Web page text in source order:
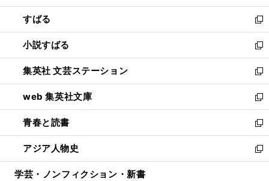
開
く
ウ
で
開
く
ン
ド
ウ
で
開
く
すばる
新
し
い
ウ
ィ
ン
ド
ウ
で
開
く
小説すばる
新
し
い
ウ
ィ
ン
ド
ウ
で
開
集英社 文芸ステーション
新
し
い
ウ
ィ
ン
ド
ウ
web 集英社文庫
新
し
い
ウ
ィ
ン
青春と読書
新
し
い
ウ
アジア人物史
新
し
学芸・ノンフィクション・新書